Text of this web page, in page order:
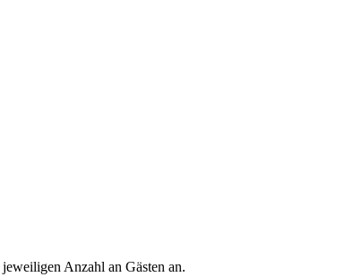
Anzahl an Gästen an.